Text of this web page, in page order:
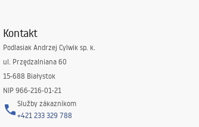
Kontakt
Podlasiak Andrzej Cylwik sp. k.
ul. Przędzalniana 60
15-688 Białystok
NIP 966-216-01-21
Služby zákazníkom
+421 233 329 788